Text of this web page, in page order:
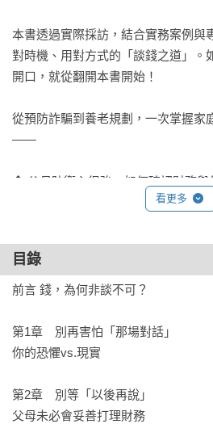
本書透過實際採訪，結合實務案例與
對時機、用對方式的「談錢之道」。
開口，就從翻開本書開始！
從預防詐騙到養老規劃，一次掌握家
——
◆ 父母防衛心很強，如何確認財務與
◇ 如何判斷父母是否正面臨投資詐騙
◇ 遺產與法律文件讓人霧煞煞？子女
◆ 當父母拒絕溝通，怎麼做，才能不
看更多
目錄
前言 錢，為何非談不可？
第1章　別再害怕「那場對話」
你的恐懼vs.現實
第2章　別等「以後再說」
父母未必會妥善打理財務